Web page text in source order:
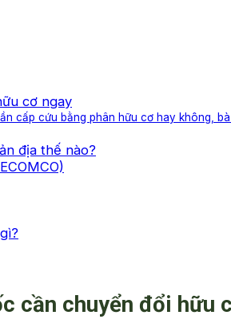
cơ ngay
cấp cứu bằng phân hữu cơ hay không,
địa thế nào?
cần chuyển đổi hữu